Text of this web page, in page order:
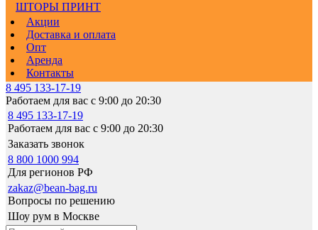
ШТОРЫ ПРИНТ
Акции
Доставка и оплата
Опт
Аренда
Контакты
8 495 133-17-19
Работаем для вас с 9:00 до 20:30
8 495 133-17-19
Работаем для вас с 9:00 до 20:30
Заказать звонок
8 800 1000 994
Для регионов РФ
zakaz@bean-bag.ru
Вопросы по решению
Шоу рум в Москве